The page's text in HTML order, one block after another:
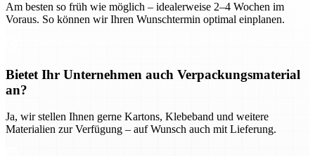
Am besten so früh wie möglich – idealerweise 2–4 Wochen im
Voraus. So können wir Ihren Wunschtermin optimal einplanen.
Bietet Ihr Unternehmen auch Verpackungsmaterial
an?
Ja, wir stellen Ihnen gerne Kartons, Klebeband und weitere
Materialien zur Verfügung – auf Wunsch auch mit Lieferung.